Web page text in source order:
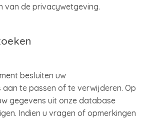
van de privacywetgeving.
besluiten uw
te passen of te verwijderen. Op
gegevens uit onze database
Indien u vragen of opmerkingen